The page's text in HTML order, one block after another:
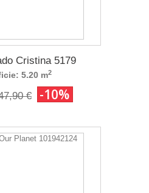
Cristina 5179
5.20 m2
€ -10%